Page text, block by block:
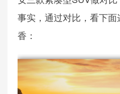
事实，通过对比，看下
香：